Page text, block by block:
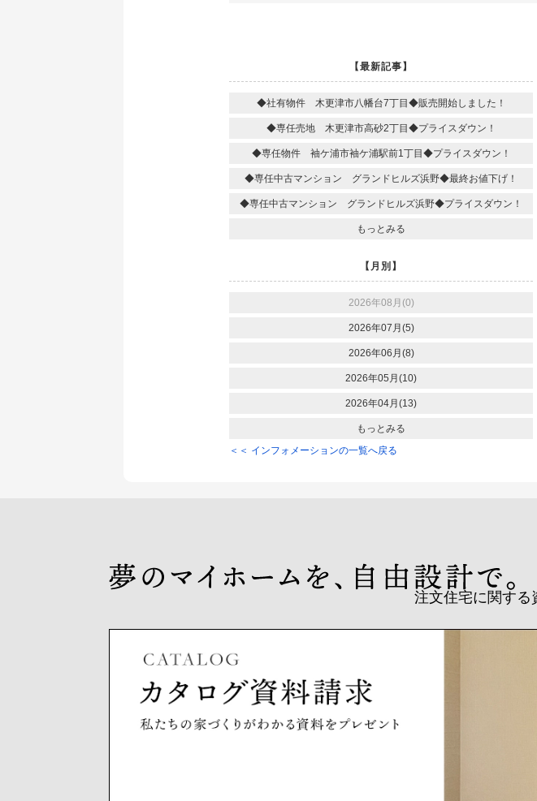
【最新記事】
◆社有物件 木更津市八幡台7丁目◆販売開始しました！
◆専任売地 木更津市高砂2丁目◆プライスダウン！
◆専任物件 袖ケ浦市袖ケ浦駅前1丁目◆プライスダウン！
◆専任中古マンション グランドヒルズ浜野◆最終お値下げ！
◆専任中古マンション グランドヒルズ浜野◆プライスダウン！
もっとみる
【月別】
2026年08月(0)
2026年07月(5)
2026年06月(8)
2026年05月(10)
2026年04月(13)
もっとみる
＜＜ インフォメーションの一覧へ戻る
注文住宅に関する